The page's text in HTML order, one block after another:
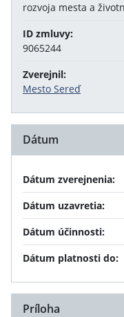
rozvoja mesta a
ID zmluvy:
9065244
Zverejnil:
Mesto Sereď
Dátum
Dátum zverejnenia:
Dátum uzavretia:
Dátum účinnosti:
Dátum platnosti do:
Príloha